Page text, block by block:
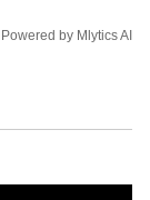
Powered by Mlytics AI